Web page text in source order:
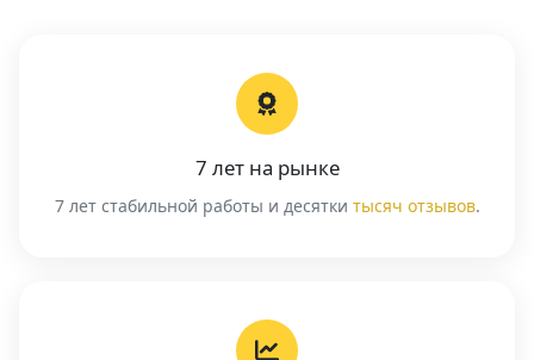
7 лет на рынке
7 лет стабильной работы и десятки тысяч отзывов.